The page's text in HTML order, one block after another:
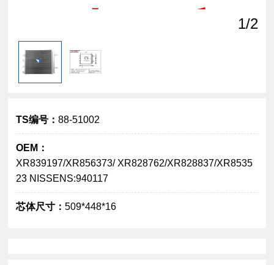
查看
大图
1/2
TS编号：88-51002
OEM：
XR839197/XR856373/ XR828762/XR828837/XR8535
23 NISSENS:940117
芯体尺寸：509*448*16